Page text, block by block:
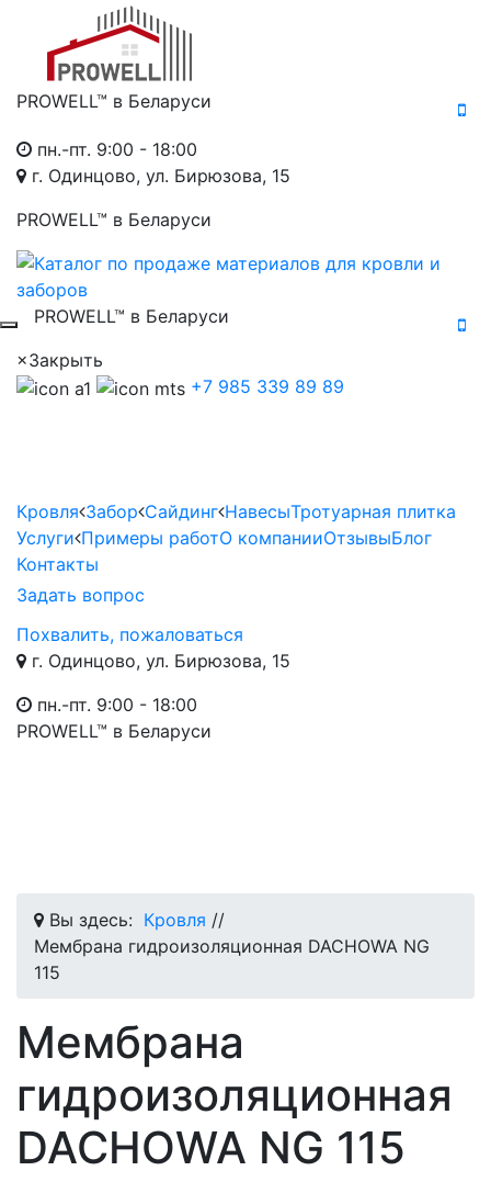
PROWELL™ в Беларуси
пн.-пт. 9:00 - 18:00
г. Одинцово, ул. Бирюзова, 15
PROWELL™ в Беларуси
PROWELL™ в Беларуси
×Закрыть
+7 985 339 89 89
Кровля Забор Сайдинг НавесыТротуарная плитка
Услуги Примеры работО компанииОтзывыБлог
Контакты
Задать вопрос
Похвалить, пожаловаться
г. Одинцово, ул. Бирюзова, 15
пн.-пт. 9:00 - 18:00
PROWELL™ в Беларуси
Вы здесь: Кровля //
Мембрана гидроизоляционная DACHOWA NG
115
Мембрана
гидроизоляционная
DACHOWA NG 115